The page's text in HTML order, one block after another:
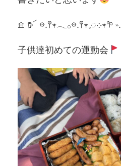
𖠿 𖠚՜ 𖡼.𖤣𖥧𓂃𓂂𖡼.𖤣𖥧𓈒◌܀𖥧𖧧 ˒˒.
子供達初めての運動会